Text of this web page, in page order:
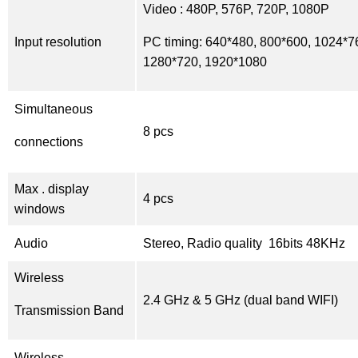
Input resolution
Video : 480P, 576P, 720P, 1080P
PC timing: 640*480, 800*600,
1280*720, 1920*1080
Simultaneous
connections
8 pcs
Max . display
windows
4 pcs
Audio Stereo, Radio quality 16bits 48KHz
Wireless
Transmission Band
2.4 GHz & 5 GHz (dual band WIFI)